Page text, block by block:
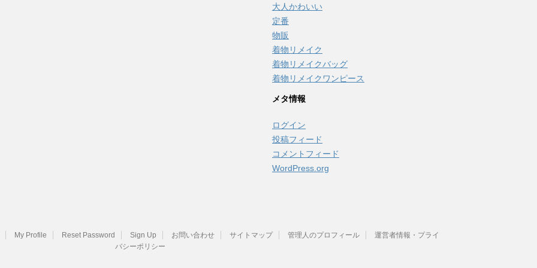
大人かわいい
定番
物販
着物リメイク
着物リメイクバッグ
着物リメイクワンピース
メタ情報
ログイン
投稿フィード
コメントフィード
WordPress.org
My Profile Reset Password Sign Up お問い合わせ サイトマップ 管理人のプロフィール
運営者情報・プライ
バシーポリシー